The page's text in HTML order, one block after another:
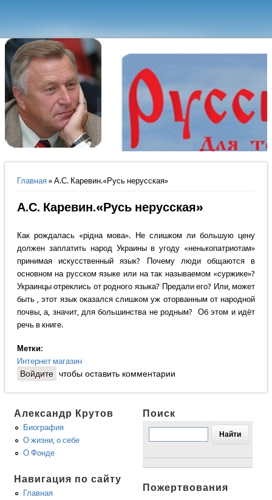
Вы здесь
Главная» А.С. Каревин.«Русь нерусская»
А.С. Каревин.«Русь нерусская»
Как рождалась «рiдна мова». Не слишком ли большую цену
должен заплатить народ Украины в угоду «ненькопатриотам»
принимая искусственный язык? Почему люди общаются в
основном на русском языке или на так называемом «суржике»?
Украинцы отреклись от родного языка? Предали его? Или, может
быть , этот язык оказался слишком уж оторванным от народной
почвы, а, значит, для большинства не родным? Об этом и идёт
речь в книге.
Метки:
Интернет магазин
Войдите чтобы оставить комментарии
Александр Крутов
Биография
О жизни, о себе
О Фонде
Навигация по сайту
Главная
Поиск
Пожертвования